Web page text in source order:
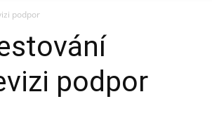
podpor
podpor